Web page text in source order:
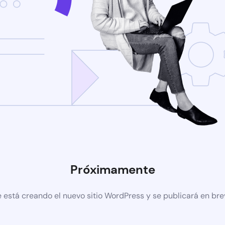
Próximamente
está creando el nuevo sitio WordPress y se publicará en